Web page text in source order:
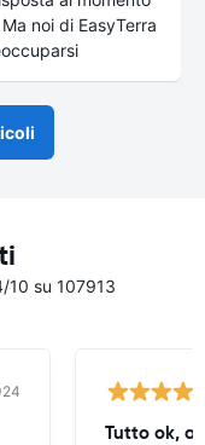
noi di EasyTerra
10 su 107913
Tutto ok,